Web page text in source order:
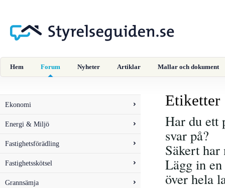
Hem Forum Nyheter Artiklar Mallar och dokument
Ekonomi
Energi & Miljö
Fastighetsförädling
Fastighetsskötsel
Grannsämja
Etiketter
Har du ett
svar på?
Säkert har
Lägg in
över hela